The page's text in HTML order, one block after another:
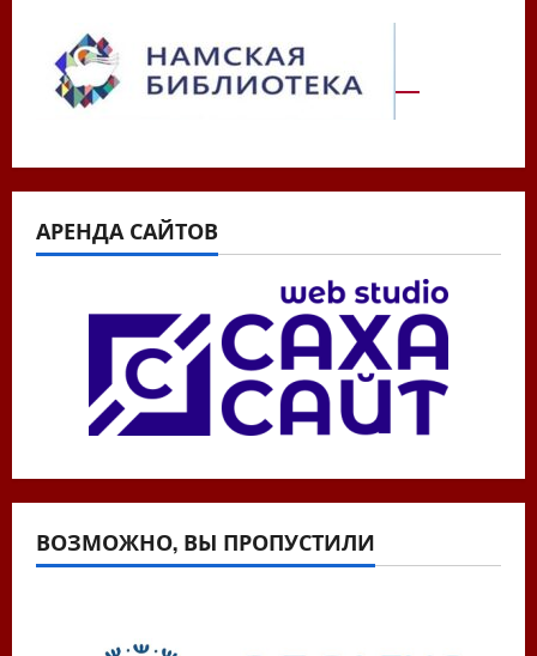
АРЕНДА САЙТОВ
ВОЗМОЖНО, ВЫ ПРОПУСТИЛИ